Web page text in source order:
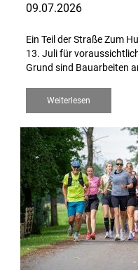
09.07.2026
Ein Teil der Straße Zum
13. Juli für
Grund sind Bauarbeiten
Weiterlesen